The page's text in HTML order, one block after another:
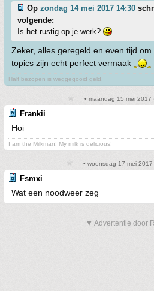
Op zondag 14 mei 2017 14:30
volgende:
Is het rustig op je werk?
Zeker, alles geregeld en even tijd om
topics zijn echt perfect vermaak
Half bezopen is weggegooid geld.
• maandag 15 mei 2017
Frankii
Hoi
I am the Milkman! My milk is delicious!
• woensdag 17 mei 2017
Fsmxi
Wat een noodweer zeg
▼ Advertentie door